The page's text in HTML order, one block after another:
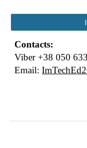
Contacts:
Viber +38 050
Email: